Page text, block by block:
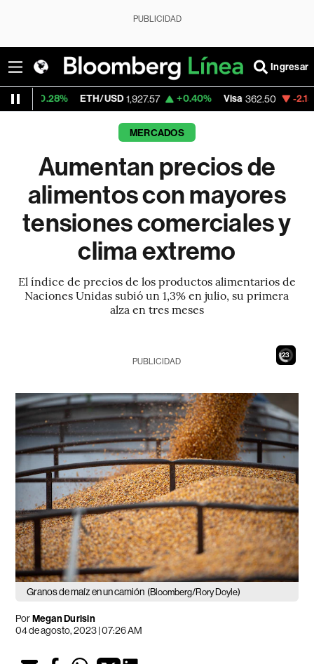
PUBLICIDAD
Ingresar
ETH/USD 1,927.57 +0.40% Visa 362.50 -2.15%
MERCADOS
Aumentan precios de
alimentos con mayores
tensiones comerciales y
clima extremo
El índice de precios de los productos alimentarios de
Naciones Unidas subió un 1,3% en julio, su primera
alza en tres meses
21
PUBLICIDAD
Granos de maíz en un camión (Bloomberg/Rory Doyle)
PorMegan Durisin
04 de agosto, 2023 | 07:26 AM